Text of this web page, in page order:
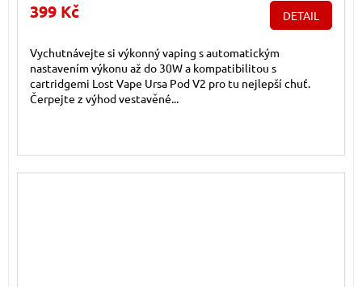
399 Kč DETAIL
Vychutnávejte si výkonný vaping s automatickým
nastavením výkonu až do 30W a kompatibilitou s
cartridgemi Lost Vape Ursa Pod V2 pro tu nejlepší chuť.
Čerpejte z výhod vestavěné...